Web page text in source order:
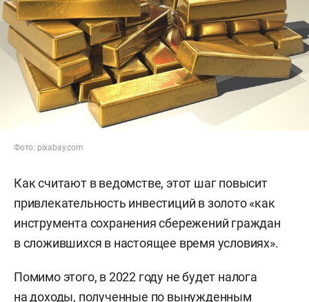
Фото: pixabay.com
Как считают в ведомстве, этот шаг повысит
привлекательность инвестиций в золото «как
инструмента сохранения сбережений граждан
в сложившихся в настоящее время условиях».
Помимо этого, в 2022 году не будет налога
на доходы, полученные по вынужденным